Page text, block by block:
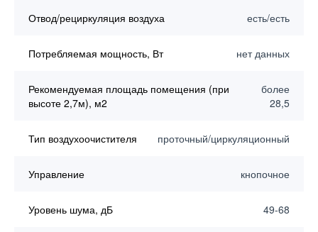
Отвод/рециркуляция воздуха есть/есть
Потребляемая мощность, Вт нет данных
Рекомендуемая площадь помещения (при
высоте 2,7м), м2
более
28,5
Тип воздухоочистителя проточный/циркуляционный
Управление кнопочное
Уровень шума, дБ 49-68